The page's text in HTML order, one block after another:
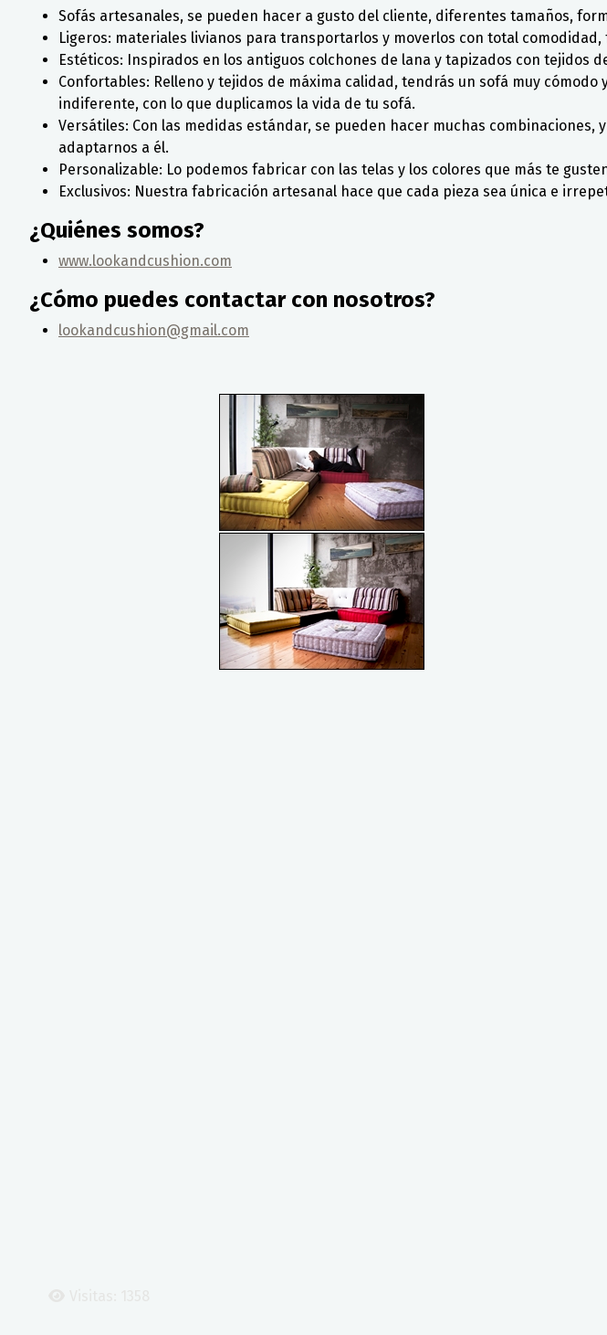
Sofás artesanales, se pueden hacer a gusto del cliente, diferentes tamaños,
Ligeros: materiales livianos para transportarlos y moverlos con total
Estéticos: Inspirados en los antiguos colchones de lana y tapizados con tejidos
Confortables: Relleno y tejidos de máxima calidad, tendrás un sofá muy
indiferente, con lo que duplicamos la vida de tu sofá.
Versátiles: Con las medidas estándar, se pueden hacer muchas
adaptarnos a él.
Personalizable: Lo podemos fabricar con las telas y los colores que más te
Exclusivos: Nuestra fabricación artesanal hace que cada pieza sea única e
¿Quiénes somos?
www.lookandcushion.com
¿Cómo puedes contactar con nosotros?
lookandcushion@gmail.com